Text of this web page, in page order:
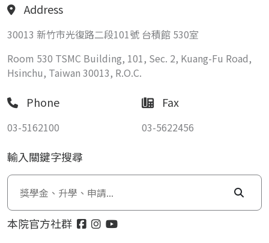
Address
30013 新竹市光復路二段101號 台積館 530室
Room 530 TSMC Building, 101, Sec. 2, Kuang-Fu Road,
Hsinchu, Taiwan 30013, R.O.C.
Phone
03-5162100
Fax
03-5622456
輸入關鍵字搜尋
本院官方社群